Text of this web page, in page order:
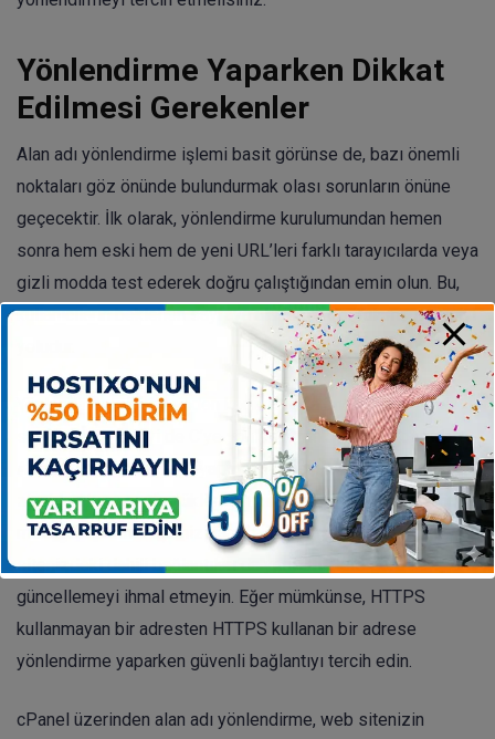
Yönlendirme Yaparken Dikkat
Edilmesi Gerekenler
Alan adı yönlendirme işlemi basit görünse de, bazı önemli
noktaları göz önünde bulundurmak olası sorunların önüne
geçecektir. İlk olarak, yönlendirme kurulumundan hemen
sonra hem eski hem de yeni URL’leri farklı tarayıcılarda veya
gizli modda test ederek doğru çalıştığından emin olun. Bu,
kullanıcıların beklenen sayfaya ulaştığını doğrulamanın en iyi
Yönlendirme zincirlerinden kaçınmak da önemlidir. Yani, A
sayfasını B’ye, B’yi de C’ye yönlendirmek yerine, doğrudan
A’dan C’ye yönlendirme yapmaya çalışın. Uzun yönlendirme
zincirleri hem sayfa yükleme hızını düşürür hem de arama
motoru botlarının sitenizi taramasını zorlaştırabilir. Ayrıca,
sitenizdeki dahili bağlantıları da yeni URL’lere göre
güncellemeyi ihmal etmeyin. Eğer mümkünse, HTTPS
kullanmayan bir adresten HTTPS kullanan bir adrese
yönlendirme yaparken güvenli bağlantıyı tercih edin.
cPanel üzerinden alan adı yönlendirme, web sitenizin